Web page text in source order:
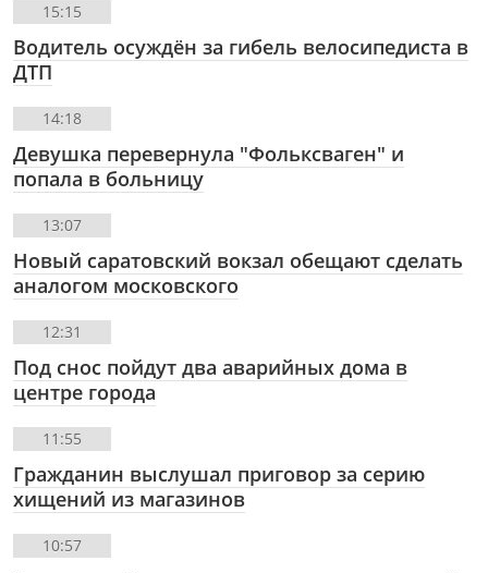
15:15
Водитель осуждён за гибель велосипедиста в
ДТП
14:18
Девушка перевернула "Фольксваген" и
попала в больницу
13:07
Новый саратовский вокзал обещают сделать
аналогом московского
12:31
Под снос пойдут два аварийных дома в
центре города
11:55
Гражданин выслушал приговор за серию
хищений из магазинов
10:57